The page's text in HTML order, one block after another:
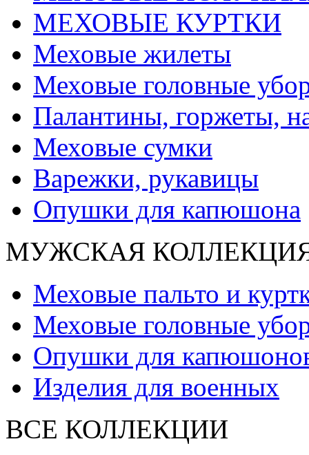
МЕХОВЫЕ КУРТКИ
Меховые жилеты
Меховые головные
Палантины, горжеты,
Меховые сумки
Варежки, рукавицы
Опушки для капюшона
МУЖСКАЯ
Меховые пальто и
Меховые головные
Опушки для
Изделия для военных
ВСЕ КОЛЛЕКЦИИ